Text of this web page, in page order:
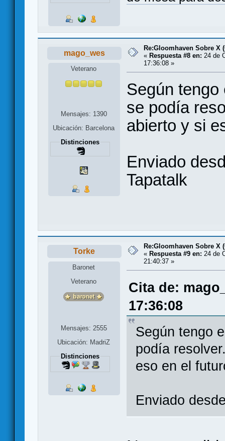
mago_wes
Veterano
Mensajes: 1390
Ubicación: Barcelona
Distinciones
Re:Gloomhaven Sobre X
« Respuesta #8 en: 24 de
17:36:08 »
Según tengo
se podía
abierto y si
Enviado
Tapatalk
Torke
Baronet
Veterano
Mensajes: 2555
Ubicación: MadriZ
Distinciones
Re:Gloomhaven Sobre X
« Respuesta #9 en: 24 de
21:40:37 »
Cita de:
17:36:08
Según tengo
podía
eso en el
Enviado